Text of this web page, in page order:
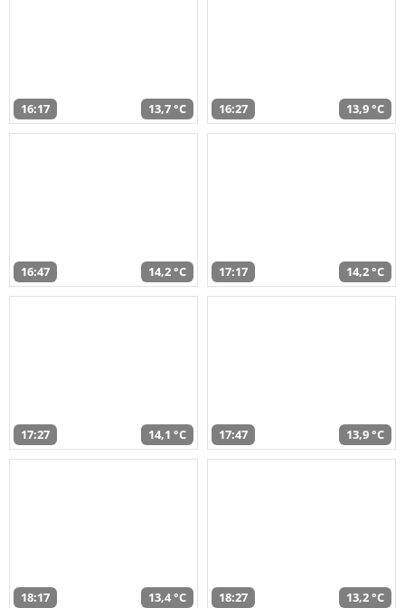
16:17 13,7 °C 16:27 13,9 °C
16:47 14,2 °C 17:17 14,2 °C
17:27 14,1 °C 17:47 13,9 °C
18:17 13,4 °C 18:27 13,2 °C